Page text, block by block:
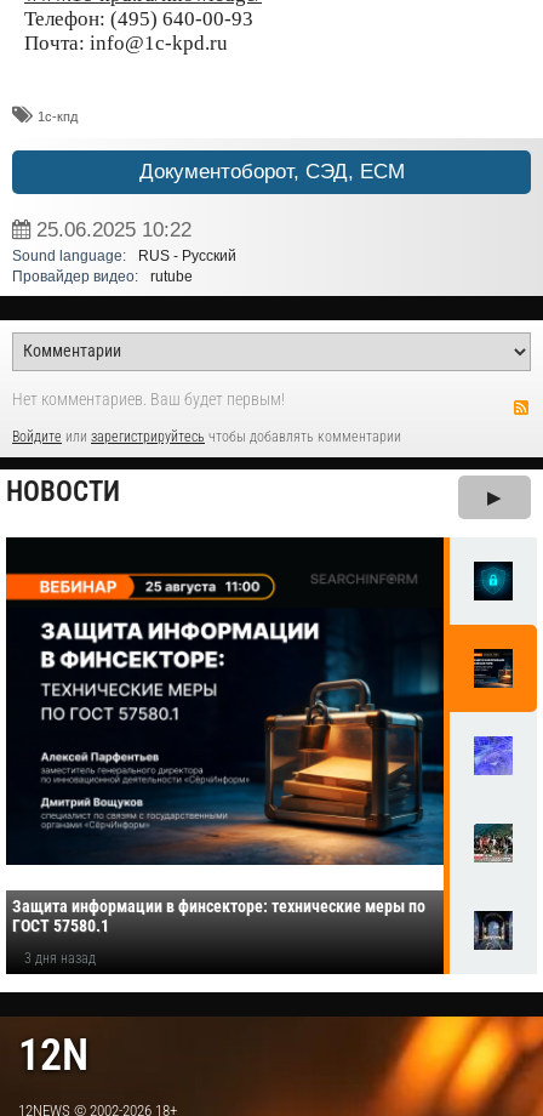
Телефон: (495) 640-00-93
Почта: info@1c-kpd.ru
1с-кпд
Документоборот, СЭД, ECM
25.06.2025 10:22
Sound language:
RUS - Русский
Провайдер видео:
rutube
Нет комментариев. Ваш будет первым!
Войдите или зарегистрируйтесь чтобы добавлять комментарии
НОВОСТИ ▶
Защита информации в финсекторе: технические меры по
ГОСТ 57580.1
3 дня назад
12N
12NEWS © 2002-2026 18+